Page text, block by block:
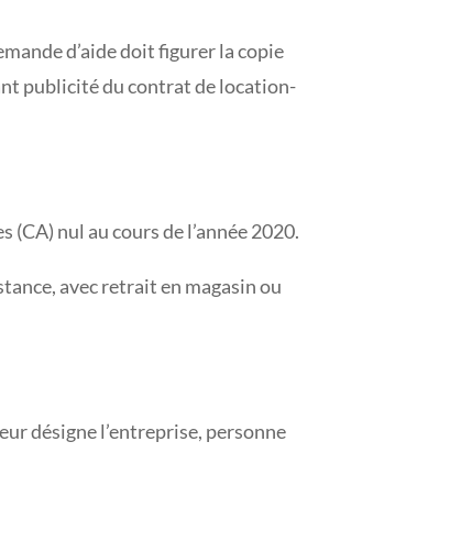
d’aide doit figurer la copie
publicité du contrat de location-
nul au cours de l’année 2020.
avec retrait en magasin ou
désigne l’entreprise, personne